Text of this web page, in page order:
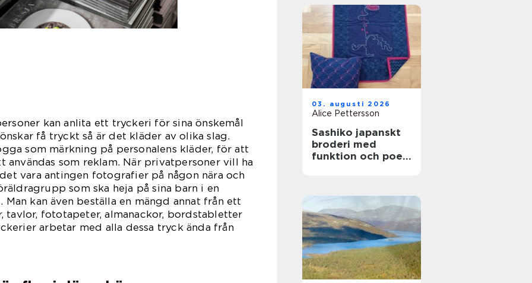
kan anlita ett tryckeri för sina önskemål
få tryckt så är det kläder av olika slag.
som märkning på personalens kläder, för att
som reklam. När privatpersoner vill ha
vara antingen fotografier på någon nära och
som ska heja på sina barn i en
kan även beställa en mängd annat från ett
tavlor, fototapeter, almanackor, bordstabletter
arbetar med alla dessa tryck ända från
03. augusti 2026
Alice Pettersson
Sashiko japanskt
broderi med
funktion och poesi